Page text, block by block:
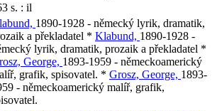
s. : il
1890-1928 - německý lyrik, dramatik,
a překladatel * Klabund, 1890-1928 -
lyrik, dramatik, prozaik a překladatel *
George, 1893-1959 - německoamerický
grafik, spisovatel. * Grosz, George, 1893-
- německoamerický malíř, grafik,